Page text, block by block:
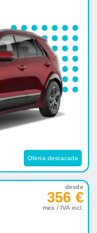
Oferta destacada
desde
356 €
mes / IVA incl.